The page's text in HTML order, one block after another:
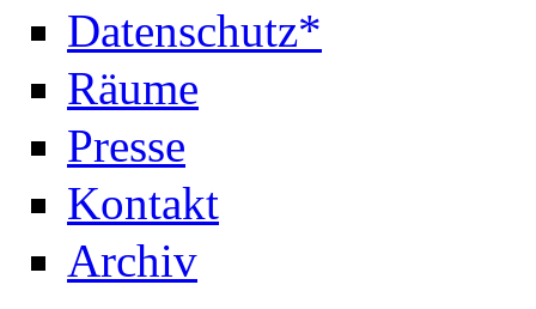
Datenschutz*
Räume
Presse
Kontakt
Archiv